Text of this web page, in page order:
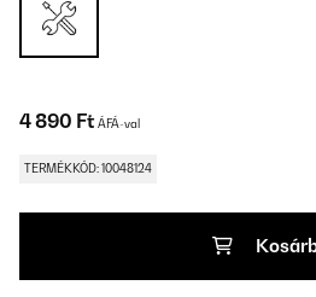
4 890 Ft ÁFÁ-val
TERMÉKKÓD: 10048124